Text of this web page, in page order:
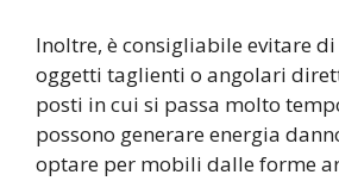
Inoltre, è consigliabile evitare
oggetti taglienti o angolari
posti in cui si passa molto
possono generare energia
optare per mobili dalle forme